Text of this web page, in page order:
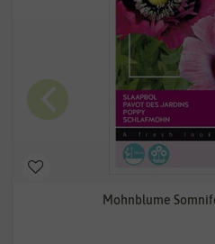
Mohnblume